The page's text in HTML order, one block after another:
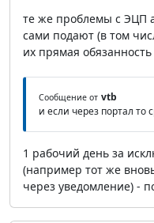
те же проблемы с ЭЦП
сами подают (в том
их прямая обязанность
Сообщение от vtb
и если через портал то
1 рабочий день за
(например тот же
через уведомление) -